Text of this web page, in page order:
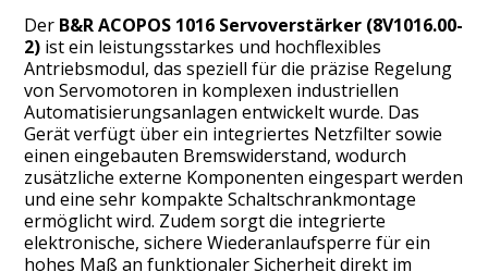
Der B&R ACOPOS 1016 Servoverstärker (8V1016.00-
2) ist ein leistungsstarkes und hochflexibles
Antriebsmodul, das speziell für die präzise Regelung
von Servomotoren in komplexen industriellen
Automatisierungsanlagen entwickelt wurde. Das
Gerät verfügt über ein integriertes Netzfilter sowie
einen eingebauten Bremswiderstand, wodurch
zusätzliche externe Komponenten eingespart werden
und eine sehr kompakte Schaltschrankmontage
ermöglicht wird. Zudem sorgt die integrierte
elektronische, sichere Wiederanlaufsperre für ein
hohes Maß an funktionaler Sicherheit direkt im